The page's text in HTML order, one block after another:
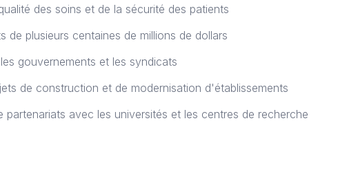
des soins et de la sécurité des patients
de plusieurs centaines de millions de dollars
gouvernements et les syndicats
de construction et de modernisation d'établissements
partenariats avec les universités et les centres de recherche